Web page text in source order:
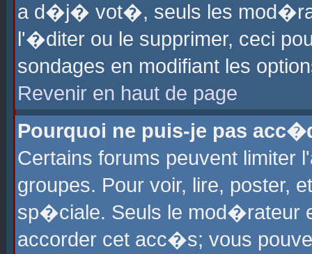
a d�j� vot�, seuls les
l'�diter ou le supprimer, ceci
sondages en modifiant les
Revenir en haut de page
Pourquoi ne puis-je pas
Certains forums peuvent
groupes. Pour voir, lire, poster,
sp�ciale. Seuls le mod�rateur
accorder cet acc�s; vous